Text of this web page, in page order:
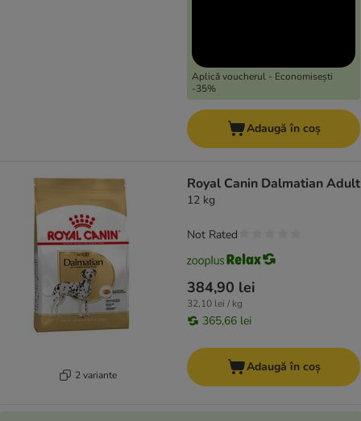
Aplică voucherul - Economisești
-35%
Adaugă în coș
2 variante
Royal Canin Dalmatian Adult
12 kg
384,90 lei
32,10 lei / kg
365,66 lei
Not Rated
Adaugă în coș